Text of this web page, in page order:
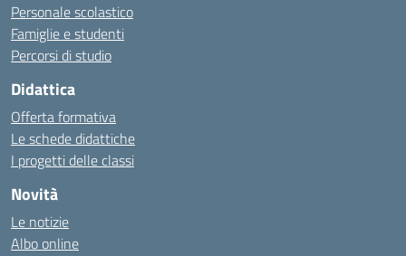
Personale scolastico
Famiglie e studenti
Percorsi di studio
Didattica
Offerta formativa
Le schede didattiche
I progetti delle classi
Novità
Le notizie
Albo online